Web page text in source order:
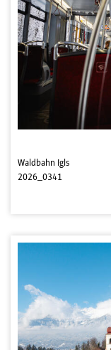
Waldbahn Igls
2026_0341